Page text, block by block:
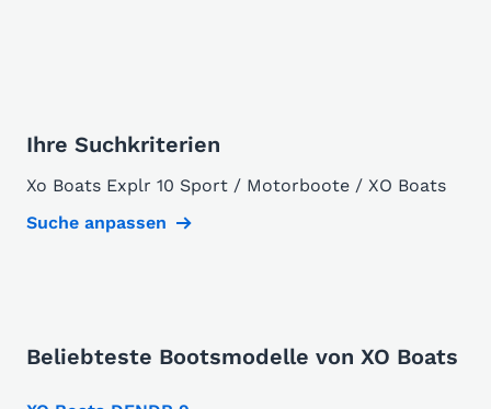
Ihre Suchkriterien
Xo Boats Explr 10 Sport / Motorboote / XO Boats
Suche anpassen
Beliebteste Bootsmodelle von XO Boats